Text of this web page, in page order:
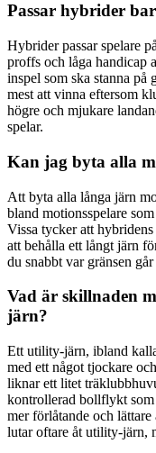
Passar hybrider
Hybrider passar spelare
proffs och låga handicap
inspel som ska stanna på
mest att vinna eftersom
högre och mjukare
spelar.
Kan jag byta alla
Att byta alla långa järn
bland motionsspelare
Vissa tycker att
att behålla ett långt järn
du snabbt var gränsen
Vad är skillnaden
järn?
Ett utility-järn, ibland
med ett något tjockare
liknar ett litet
kontrollerad bollflykt
mer förlåtande och
lutar oftare åt utility-järn,